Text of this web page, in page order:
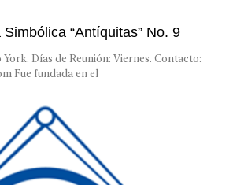
“Antíquitas” No. 9
Días de Reunión: Viernes. Contacto:
Fue fundada en el